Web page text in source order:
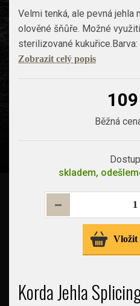
Velmi tenká, ale pevná jehla
olověné šňůře. Možné
sterilizované
Zobrazit celý popis
Běžná
skladem,
Vložit
Korda Jehla